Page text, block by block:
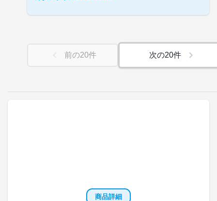
商品詳細
前の20件 次の20件